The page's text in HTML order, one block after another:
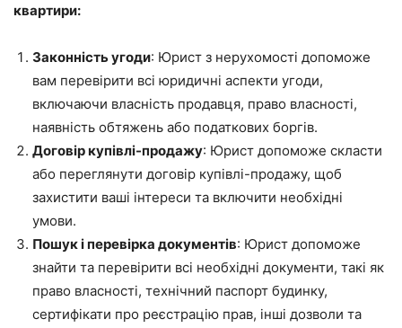
квартири:
Законність угоди: Юрист з нерухомості допоможе
вам перевірити всі юридичні аспекти угоди,
включаючи власність продавця, право власності,
наявність обтяжень або податкових боргів.
Договір купівлі-продажу: Юрист допоможе скласти
або переглянути договір купівлі-продажу, щоб
захистити ваші інтереси та включити необхідні
умови.
Пошук і перевірка документів: Юрист допоможе
знайти та перевірити всі необхідні документи, такі як
право власності, технічний паспорт будинку,
сертифікати про реєстрацію прав, інші дозволи та